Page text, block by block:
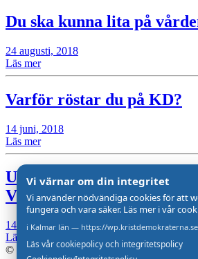
Du ska kunna lita på
24 augusti, 2018
Läs mer
Varför röstar du på KD?
14 juni, 2018
Läs mer
Utred fördelarna med att
Västerviks sjukhus vid E22
14 juni, 2018
Läs mer
© 2026 Kristdemokraterna - All rights
Vi värnar om din integritet
Vi använder nödvändiga cookies för att
fungera och vara säker. Läs mer i vår
i Kalmar län — https://
Läs vår cookiepolicy och integritetspolicy